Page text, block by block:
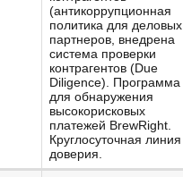
(антикоррупционная
политика для деловых
партнеров, внедрена
система проверки
контрагентов (Due
Diligence). Программа
для обнаружения
высокорисковых
платежей BrewRight.
Круглосуточная линия
доверия.